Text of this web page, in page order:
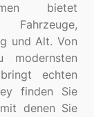
bietet
Fahrzeuge,
und Alt. Von
modernsten
echten
finden Sie
denen Sie